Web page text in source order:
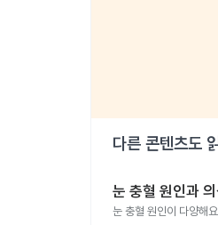
다른 콘텐츠도
눈 충혈 원인과
눈 충혈 원인이 다양해